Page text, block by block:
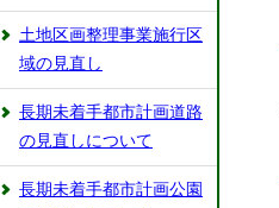
土地区画整理事業施行区
域の見直し
長期未着手都市計画道路
の見直しについて
長期未着手都市計画公園